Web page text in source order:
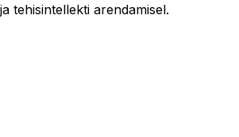
tehisintellekti arendamisel.